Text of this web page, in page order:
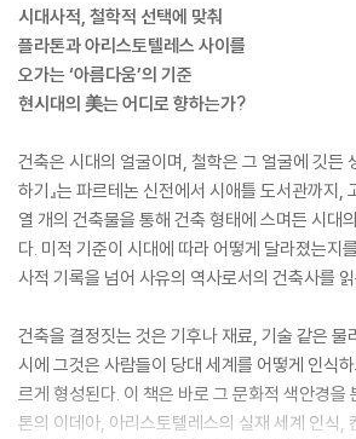
시대사적, 철학적 선택에 맞춰
플라톤과 아리스토텔레스 사이를
오가는 ‘아름다움’의 기준
현시대의 美는 어디로 향하는가?
건축은 시대의 얼굴이며, 철학은 그 얼굴에 깃든
하기』는 파르테논 신전에서 시애틀 도서관까지,
열 개의 건축물을 통해 건축 형태에 스며든 시대
다. 미적 기준이 시대에 따라 어떻게 달라졌는지
사적 기록을 넘어 사유의 역사로서의 건축사를
건축을 결정짓는 것은 기후나 재료, 기술 같은 물
시에 그것은 사람들이 당대 세계를 어떻게 인식
르게 형성된다. 이 책은 바로 그 문화적 색안경을
톤의 이데아, 아리스토텔레스의 실재 세계 인식,